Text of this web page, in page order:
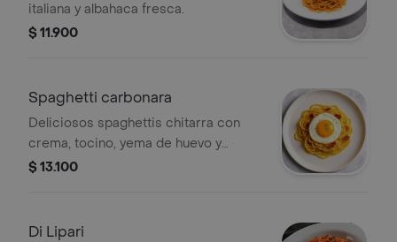
italiana y albahaca fresca.
$ 11.900
Spaghetti carbonara
Deliciosos spaghettis chitarra con
crema, tocino, yema de huevo y
pimienta negra.
$ 13.100
Di Lipari